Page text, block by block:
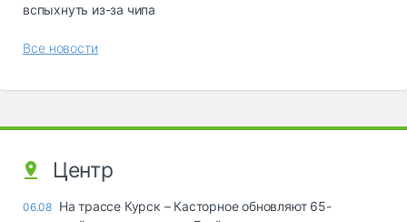
вспыхнуть из-за чипа
Все новости
Центр
06.08 На трассе Курск – Касторное обновляют 65-